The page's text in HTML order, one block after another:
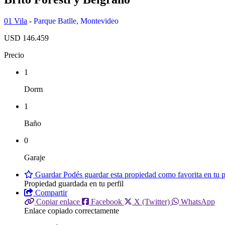
01 Vila - Parque Batlle, Montevideo
USD 146.459
Precio
1
Dorm
1
Baño
0
Garaje
GuardarPodés guardar esta propiedad como favorita en tu
Propiedad guardada en tu perfil
Compartir
Copiar enlace
Facebook X (Twitter)
WhatsApp
Enlace copiado correctamente